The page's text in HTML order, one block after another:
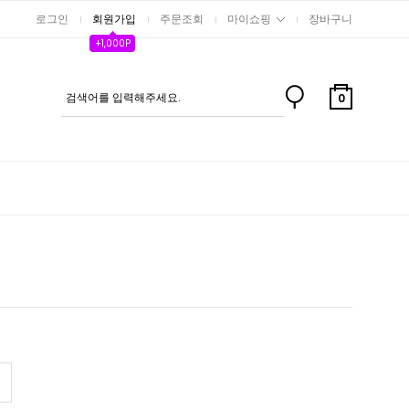
로그인 회원가입
+1,000P
주문조회 마이쇼핑 장바구니
0